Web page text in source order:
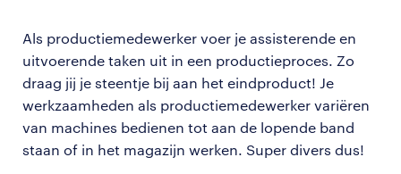
Als productiemedewerker voer je assisterende en
uitvoerende taken uit in een productieproces. Zo
draag jij je steentje bij aan het eindproduct! Je
werkzaamheden als productiemedewerker variëren
van machines bedienen tot aan de lopende band
staan of in het magazijn werken. Super divers dus!